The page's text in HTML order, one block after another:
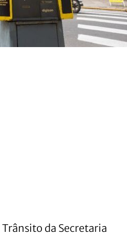
da Secretaria